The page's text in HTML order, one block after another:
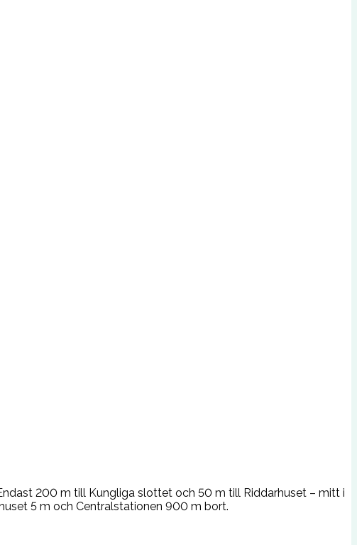
200 m till Kungliga slottet och 50 m till Riddarhuset – mitt i
5 m och Centralstationen 900 m bort.